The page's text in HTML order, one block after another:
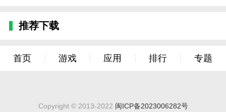
推荐下载
首页 游戏 应用 排行 专题
Copyright © 2013-2022 闽ICP备2023006282号